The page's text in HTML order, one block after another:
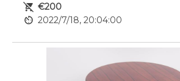
remove_shopping_cart €200
av_timer 2022/7/18, 20:04:00